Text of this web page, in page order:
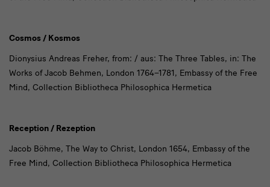
Cosmos / Kosmos
Dionysius Andreas Freher, from: / aus: The Three Tables, in: The
Works of Jacob Behmen, London 1764–1781, Embassy of the Free
Mind, Collection Bibliotheca Philosophica Hermetica
Reception / Rezeption
Jacob Böhme, The Way to Christ, London 1654, Embassy of the
Free Mind, Collection Bibliotheca Philosophica Hermetica